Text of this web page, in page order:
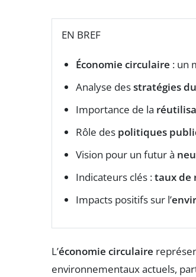
EN BREF
Économie circulaire : un
Analyse desstratégies
Importance de la
Rôle des politiques
Vision pour un futur à
Indicateurs clés :taux de
Impacts positifs sur l’
L’économie circulaire
environnementaux actuels,